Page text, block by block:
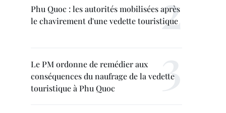
Phu Quoc : les autorités mobilisées après
le chavirement d'une vedette touristique
Le PM ordonne de remédier aux
conséquences du naufrage de la vedette
touristique à Phu Quoc